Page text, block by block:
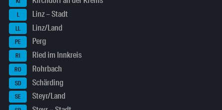
L Linz – Stadt
LL Linz/Land
PE Perg
RI Ried im Innkreis
RO Rohrbach
SD Schärding
SE Steyr/Land